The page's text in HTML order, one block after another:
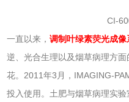
CI-
一直以来，调制叶绿素荧光成
逆、光合生理以及烟草病理方
花。2011年3月，IMAGING-
投入使用。土肥与烟草病理实